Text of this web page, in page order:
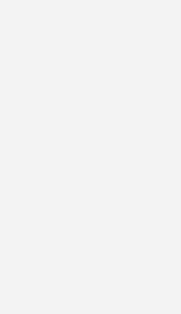
Dächern der
Damit
Ehrenfelder
Energy baut
Ehrenfelder in Köln
für ein komplettes
Gartenstadt,
mit